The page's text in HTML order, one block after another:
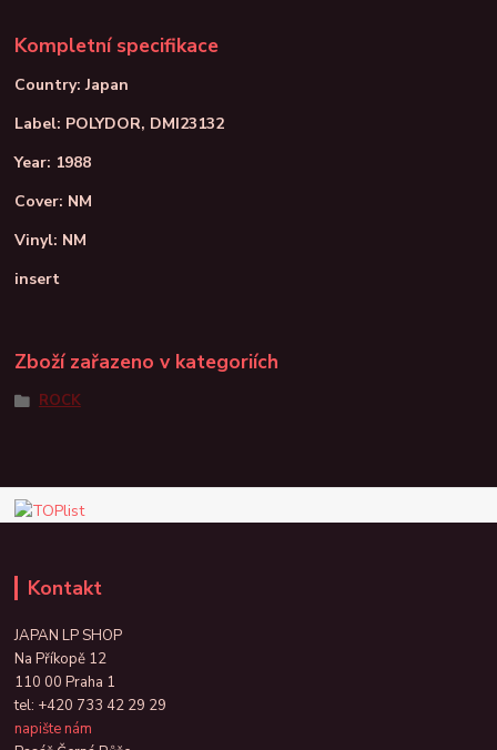
Kompletní specifikace
Country: Japan
Label: POLYDOR, DMI23132
Year: 1988
Cover: NM
Vinyl: NM
insert
Zboží zařazeno v kategoriích
ROCK
Kontakt
JAPAN LP SHOP
Na Příkopě 12
110 00 Praha 1
tel: +420 733 42 29 29
napište nám